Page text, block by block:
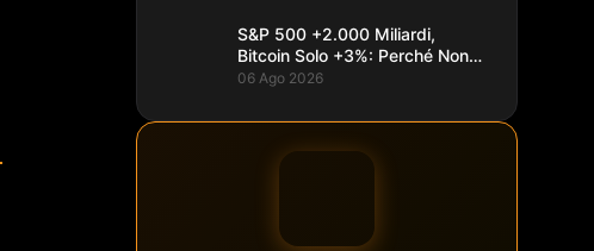
S&P 500 +2.000 Miliardi,
Bitcoin Solo +3%: Perché Non
Segue
06 Ago 2026